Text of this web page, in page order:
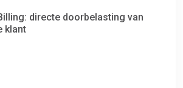
directe doorbelasting van
klant